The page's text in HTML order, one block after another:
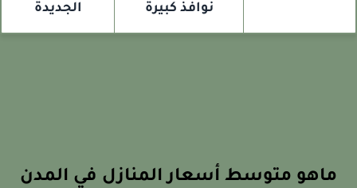
نوافذ كبيرة
الجديدة
ماهو متوسط أسعار المنازل في المدن